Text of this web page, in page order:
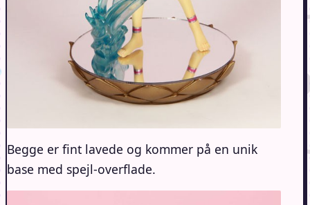
Begge er fint lavede og kommer på en unik
base med spejl-overflade.